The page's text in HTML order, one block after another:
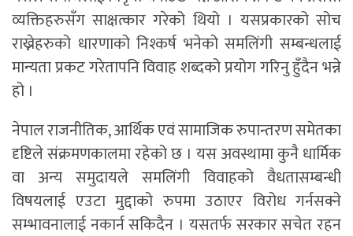
व्यक्तिहरुसँग साक्षत्कार गरेको थियो । यसप्रकारको सोच
राख्नेहरुको धारणाको निश्कर्ष भनेको समलिंगी सम्बन्धलाई
मान्यता प्रकट गरेतापनि विवाह शब्दको प्रयोग गरिनु हुँदैन भन्ने
हो ।
नेपाल राजनीतिक, आर्थिक एवं सामाजिक रुपान्तरण समेतका
दृष्टिले संक्रमणकालमा रहेको छ । यस अवस्थामा कुनै धार्मिक
वा अन्य समुदायले समलिंगी विवाहको वैधतासम्बन्धी
विषयलाई एउटा मुद्दाको रुपमा उठाएर विरोध गर्नसक्ने
सम्भावनालाई नकार्न सकिदैन । यसतर्फ सरकार सचेत रहन